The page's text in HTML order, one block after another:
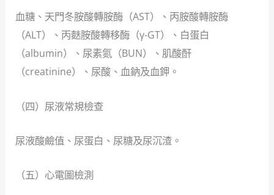
血糖、天門冬胺酸轉胺酶（AST）、丙胺酸轉胺酶
（ALT）、丙麩胺酸轉移酶（γ-GT）、白蛋白
（albumin）、尿素氮（BUN）、肌酸酐
（creatinine）、尿酸、血鈉及血鉀。
（四）尿液常規檢查
尿液酸鹼值、尿蛋白、尿糖及尿沉渣。
（五）心電圖檢測